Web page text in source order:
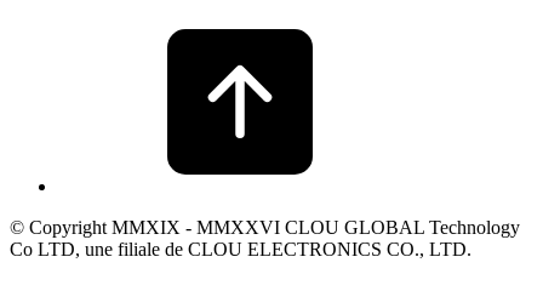
© Copyright MMXIX - MMXXVI CLOU GLOBAL Technology
Co LTD, une filiale de CLOU ELECTRONICS CO., LTD.